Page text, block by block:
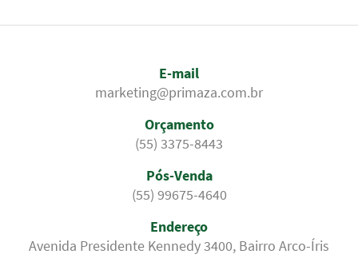
E-mail
marketing@primaza.com.br
Orçamento
(55) 3375-8443
Pós-Venda
(55) 99675-4640
Endereço
Avenida Presidente Kennedy 3400, Bairro Arco-Íris